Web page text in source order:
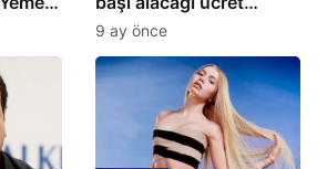
Türkiye’de bir ilk:
Gözünü 2 ilçeye dikti!
9 ay önce